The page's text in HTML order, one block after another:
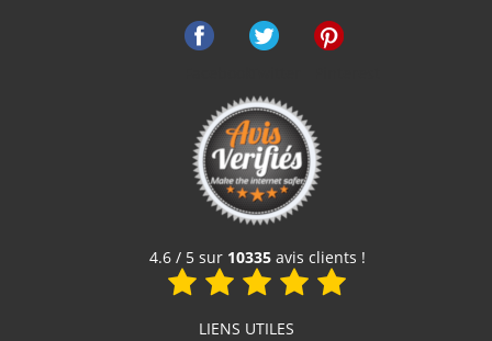
(Novembre 2018)
"Le montage de la douche est facile,
environs 1 journée.pour le moment aucunes
fuite, a voir dans le temps."
(Avril 2018)
protégé,j'avais peur de la casse dans le
Cabine de douche Flotille 3 90x90 1/4 Rond
Voir le produit
4.6 / 5 sur 10335avis clients !
LIENS UTILES